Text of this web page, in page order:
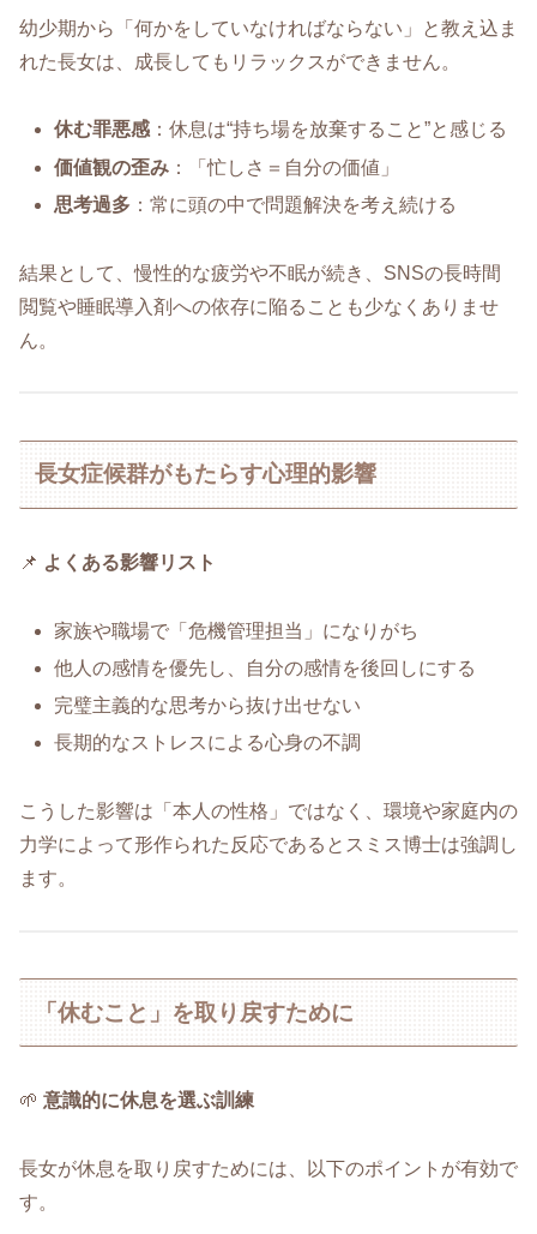
幼少期から「何かをしていなければならない」と教え込ま
れた長女は、成長してもリラックスができません。
休む罪悪感 ：休息は“持ち場を放棄すること”と感じる
価値観の歪み ：「忙しさ＝自分の価値」
思考過多 ：常に頭の中で問題解決を考え続ける
結果として、慢性的な疲労や不眠が続き、SNSの長時間
閲覧や睡眠導入剤への依存に陥ることも少なくありませ
ん。
長女症候群がもたらす心理的影響
📌 よくある影響リスト
家族や職場で「危機管理担当」になりがち
他人の感情を優先し、自分の感情を後回しにする
完璧主義的な思考から抜け出せない
長期的なストレスによる心身の不調
こうした影響は「本人の性格」ではなく、環境や家庭内の
力学によって形作られた反応であるとスミス博士は強調し
ます。
「休むこと」を取り戻すために
🌱 意識的に休息を選ぶ訓練
長女が休息を取り戻すためには、以下のポイントが有効で
す。